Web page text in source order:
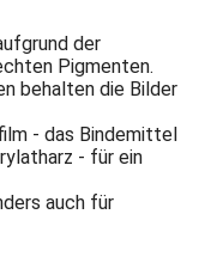
der
Pigmenten.
behalten die Bilder
- das Bindemittel
- für ein
auch für